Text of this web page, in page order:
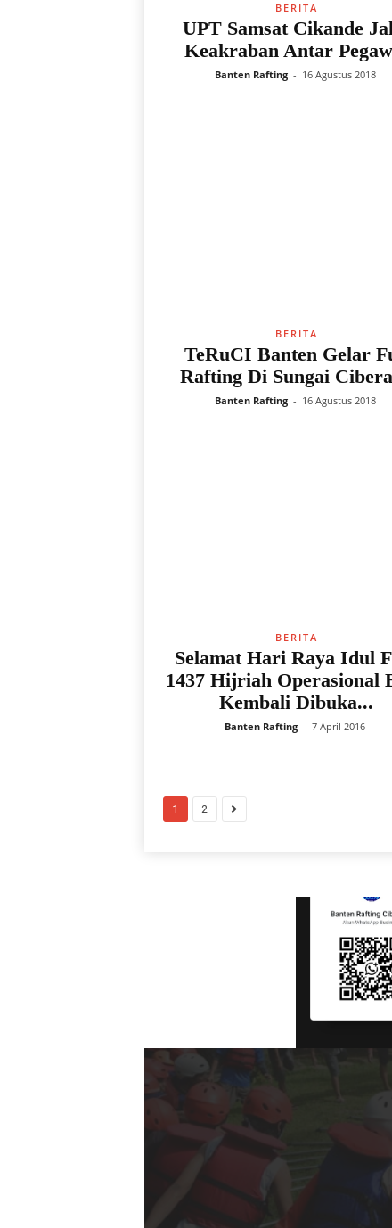
BERITA
UPT Samsat Cikande
Keakraban Antar
Banten Rafting - 16 Agustus 2018
BERITA
TeRuCI Banten Gelar
Rafting Di Sungai
Banten Rafting - 16 Agustus 2018
BERITA
Selamat Hari Raya Idul
1437 Hijriah Operasional
Kembali Dibuka...
Banten Rafting - 7 April 2016
1 2